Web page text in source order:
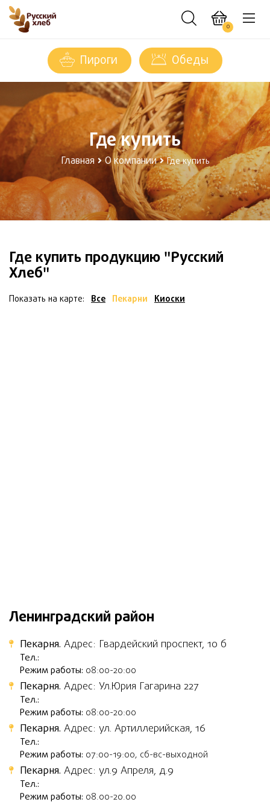
0
Пироги Обеды
Где купить
Главная О компании Где купить
Где купить продукцию "Русский
Хлеб"
Показать на карте: Все Пекарни Киоски
Ленинградский район
Пекарня. Адрес: Гвардейский проспект, 10 б
Тел.:
Режим работы: 08:00-20:00
Пекарня. Адрес: Ул.Юрия Гагарина 227
Тел.:
Режим работы: 08:00-20:00
Пекарня. Адрес: ул. Артиллерийская, 16
Тел.:
Режим работы: 07:00-19:00, сб-вс-выходной
Пекарня. Адрес: ул.9 Апреля, д.9
Тел.:
Режим работы: 08.00-20.00